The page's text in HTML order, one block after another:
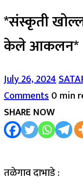
*संस्कृती
केले आकलन*
July 26, 2024
Comments0 min
SHARE NOW
तळेगाव दाभाडे :